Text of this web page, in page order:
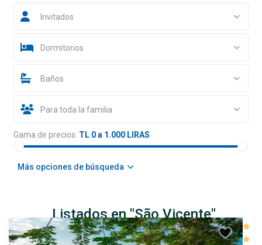
Invitados
Dormitorios
Baños
Para toda la familia
Gama de precios: TL 0 a 1.000 LIRAS
Más opciones de búsqueda
Listados en "São Vicente"